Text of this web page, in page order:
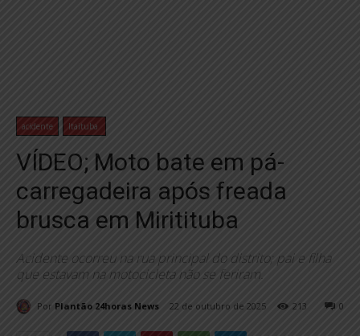
acidente Itaituba
VÍDEO; Moto bate em pá-
carregadeira após freada
brusca em Miritituba
Acidente ocorreu na rua principal do distrito; pai e filha
que estavam na motocicleta não se feriram.
Por Plantão 24horas News 22 de outubro de 2025 0
213